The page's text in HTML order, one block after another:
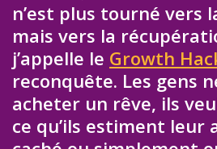
n’est plus tourné vers
mais vers la
j’appelle le Growth
reconquête. Les gens
acheter un rêve, ils
ce qu’ils estiment leur